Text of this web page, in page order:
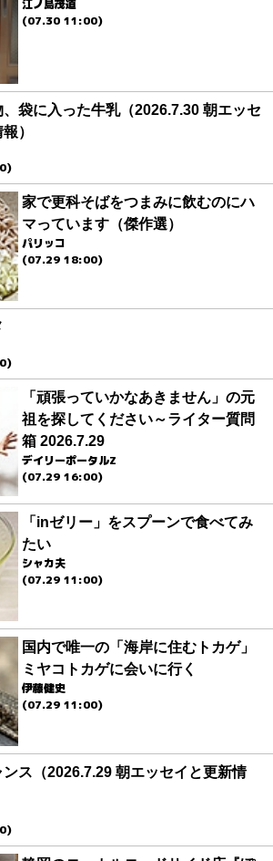
江ノ島茂道
(07.30 11:00)
、袋に入った牛乳（2026.7.30 朝エッセ
）
家で更科そばをつまみに飲むのにハ
マっています（傑作選）
パリッコ
(07.29 18:00)
「頑張っていかなあきません」の元
祖を探してください～ライター質問
箱 2026.7.29
デイリーポータルZ
(07.29 16:00)
「inゼリー」をスプーンで食べてみ
たい
シャカ夫
(07.29 11:00)
国内で唯一の「海岸に住むトカゲ」
ミヤコトカゲに会いに行く
伊藤健史
(07.29 11:00)
ス（2026.7.29 朝エッセイと更新情